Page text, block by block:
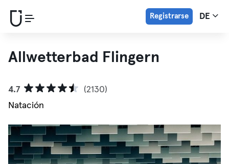
Registrarse DE
Allwetterbad Flingern
4.7
(2130)
Natación